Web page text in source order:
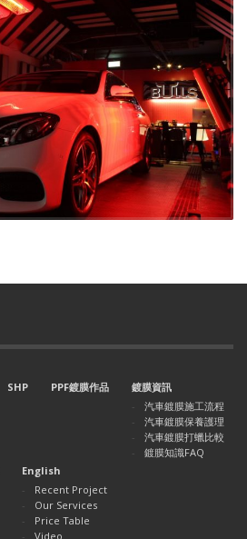
SHP PPF鍍膜作品
鍍膜資訊
汽車鍍膜施工流程
汽車鍍膜保養護理
汽車鍍膜打蠟比較
鍍膜知識FAQ
English
Recent Project
Our Services
Price Table
Video